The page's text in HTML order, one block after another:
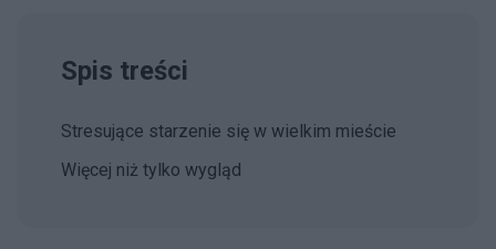
Spis treści
Stresujące starzenie się w wielkim mieście
Więcej niż tylko wygląd